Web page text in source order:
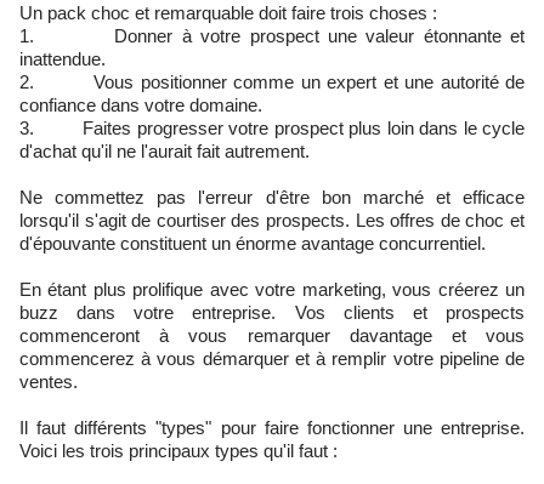
Un pack choc et remarquable doit faire trois choses :
1. Donner à votre prospect une valeur étonnante et
inattendue.
2. Vous positionner comme un expert et une autorité de
confiance dans votre domaine.
3. Faites progresser votre prospect plus loin dans le cycle
d'achat qu'il ne l'aurait fait autrement.
Ne commettez pas l'erreur d'être bon marché et efficace
lorsqu'il s'agit de courtiser des prospects. Les offres de choc et
d'épouvante constituent un énorme avantage concurrentiel.
En étant plus prolifique avec votre marketing, vous créerez un
buzz dans votre entreprise. Vos clients et prospects
commenceront à vous remarquer davantage et vous
commencerez à vous démarquer et à remplir votre pipeline de
ventes.
Il faut différents "types" pour faire fonctionner une entreprise.
Voici les trois principaux types qu'il faut :